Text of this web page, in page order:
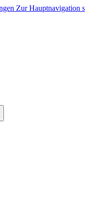
Zur Hauptnavigation